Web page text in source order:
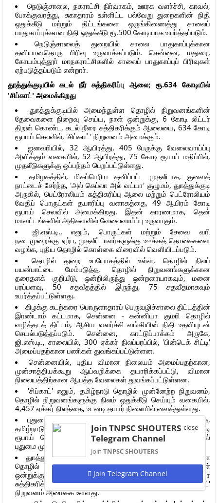
நெடுஞ்சாலை, நகராட்சி நிா்வாகம், ஊரக வளா்ச்சி, காவல்,
போக்குவரத்து, சுகாதாரம் உள்ளிட்ட பல்வேறு துறைகளின் நிதி
ஒதுக்கீடு மற்றும் திட்டங்களை ஒருங்கிணைத்து சாலைப்
பாதுகாப்புக்கான நிதி ஒதுக்கீடு ரூ.500 கோடியாக உயா்த்தப்படும்.
நெடுஞ்சாலைத் துறையில் சாலை பாதுகாப்புக்கான
தனியானதொரு பிரிவு உருவாக்கப்படும். சென்னை, மதுரை,
கோயம்புத்தூா் மாநகராட்சிகளில் சாலைப் பாதுகாப்புப் பிரிவுகள்
ஏற்படுத்தப்படும் என்றாா்.
தூத்துக்குடியில் கடல் நீர் சுத்திகரிப்பு ஆலை; ரூ.634 கோடியில்
'சிப்காட்' அமைக்கிறது
துாத்துக்குடியில் அமைந்துள்ள தொழில் நிறுவனங்களின்
தேவைகளை நிறைவு செய்ய, நாள் ஒன்றுக்கு, 6 கோடி லிட்டர்
திறன் கொண்ட, கடல் நீரை சுத்திகரிக்கும் ஆலையை, 634 கோடி
ரூபாய் செலவில், 'சிப்காட்' நிறுவனம் அமைக்கும்.
ஜனவரியில், 32 ஆயிரத்து, 405 பேருக்கு வேலைவாய்ப்பு
அளிக்கும் வகையில், 52 ஆயிரத்து, 75 கோடி ரூபாய் மதிப்பில்,
முதலீடுகளுக்கு ஒப்பந்தம் பெறப்பட்டுள்ளது.
தமிழகத்தில், மிகப்பெரிய தனிப்பட்ட முதலீடாக, குவைத்
நாட்டைச் சேர்ந்த, 'அல் கெப்லா அல் வட்யா' குழுமம், துாத்துக்குடி
அருகில், பெட்ரோலியம் சுத்திகரிப்பு ஆலை மற்றும் பெட்ரோலியம்
வேதிப் பொருட்கள் தயாரிப்பு வளாகத்தை, 49 ஆயிரம் கோடி
ரூபாய் செலவில் அமைக்கிறது. இதன் காரணமாக, தென்
மாவட்டங்களில் அதிகளவில் வேலைவாய்ப்பு உருவாகும்.
ஜி.எஸ்.டி., எனும், பொருட்கள் மற்றும் சேவை வரி
நடைமுறைக்கு ஏற்ப, முதலீட்டாளர்களுக்கு ஊக்கத் தொகைகளை
வழங்க, புதிய தொழில் கொள்கை விரைவில் வெளியிடப்படும்.
தொழில் துறை உபயோகத்தில் உள்ள, தொழில் நிலப்
பயன்பாட்டை மேம்படுத்த, தொழில் நிறுவனங்களுக்கான
தரைதளக் குறியீடு, ஒன்றிலிருந்து ஒன்றரையாகவும், மனை
பரப்பளவு, 50 சதவீதத்தில் இருந்து, 75 சதவீதமாகவும்
உயர்த்தப்பட்டுள்ளது.
கிழக்கு கடற்கரை பொருளாதாரப் பெருவழிச்சாலை திட்டத்தின்
இரண்டாம் கட்டமாக, சென்னை - கன்னியா குமரி தொழில்
வழித்தடத் திட்டம், ஆசிய வளர்ச்சி வங்கியின் நிதி உதவியுடன்
செயல்படுத்தப்படும். சென்னை, காட்டுப்பாக்கம் அருகே,
ஜி.எஸ்.டி., சாலையில், 300 ஏக்கர் நிலப்பரப்பில், 'பின்டெக் சிட்டி'
அமைப்பதற்கான பணிகள் துவங்கப்பட்டுள்ளன.
சென்னையில், புதிய விமான நிலையம் அமைப்பதற்கான,
முன்சாத்தியக்கூறு ஆய்வறிக்கை தயாரிக்கப்பட்டு, விமான
நிலையத்திற்கான ஆயத்த வேலைகள் துவங்கப்பட்டுள்ளன.
'சிப்காட்' எனும், தமிழ்நாடு தொழில் முன்னேற்ற நிறுவனம்,
தொழில் நிறுவனங்களுக்கு நிலம் ஒதுக்கீடு செய்யும் வகையில்,
4,457 ஏக்கர் நிலத்தை, உடனடி தயார் நிலையில் வைத்துள்ளது.
புதுமை முயற்சிகளை தொடக்க நிலையிலேயே ஊக்குவிக்க,
தமிழ்நாடு புதுமை முயற்சிகள் திட்டத்தின் கீழ், 53.44 கோடி
ரூபாய் செலவில், ஸ்ரீபெரும்புதுார் மற்றும் ஓசூரில், தொழில்
புதுமை முயற்சி மையங்கள் நிறுவப்படும்.
துாத்துக்குடி தொழிற்பூங்கா மற்றும் அதை சுற்றி அமைந்துள்ள
தொழில் நிறுவனங்களின் தேவைகளை நிறைவு செய்ய, நாள்
ஒன்றுக்கு, 6 கோடி லிட்டர் திறன் கொண்ட, கடல் நீரை
சுத்திகரிக்கும் ஆலையை, 634 கோடி ரூபாய் செலவில், 'சிப்காட்'
நிறுவனம் அமைக்க உள்ளது.
close
Join TNPSC SHOUTERS
Telegram Channel
Join TNPSC SHOUTERS
Join Telegram Channel